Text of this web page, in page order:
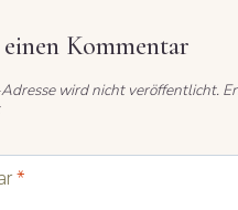
Kommentar
wird nicht veröffentlicht.
*